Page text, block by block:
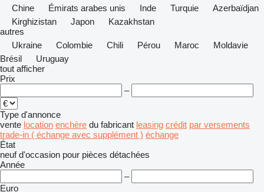
Chine
Émirats arabes unis Inde Turquie
Azerbaïdjan
Kirghizistan
Japon
Kazakhstan
autres
Ukraine
Colombie Chili Pérou Maroc
Moldavie
Brésil
Uruguay
tout afficher
Prix
–
Type d'annonce
vente location enchère du fabricant leasing crédit par versements
trade-in ( échange avec supplément ) échange
État
neuf d'occasion pour pièces détachées
Année
–
Euro